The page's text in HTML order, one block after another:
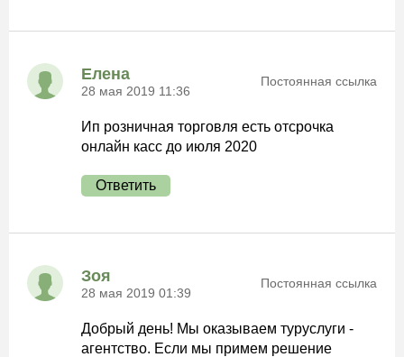
Елена
28 мая 2019 11:36
Постоянная ссылка
Ип розничная торговля есть отсрочка
онлайн касс до июля 2020
Ответить
Зоя
28 мая 2019 01:39
Постоянная ссылка
Добрый день! Мы оказываем туруслуги -
агентство. Если мы примем решение